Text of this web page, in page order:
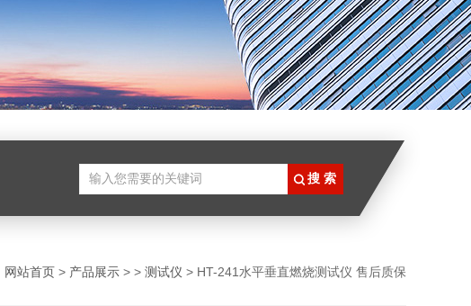
网站首页 > 产品展示 > > 测试仪 > HT-241水平垂直燃烧测试仪 售后质保